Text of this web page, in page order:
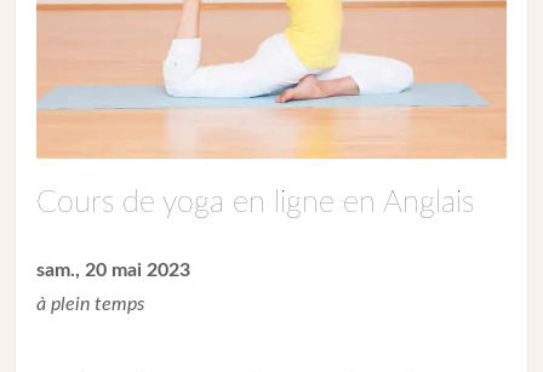
Cours de yoga en ligne en Anglais
sam., 20 mai 2023
à plein temps